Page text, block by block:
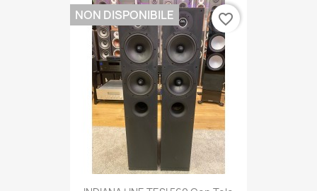
NON DISPONIBILE favorite_border